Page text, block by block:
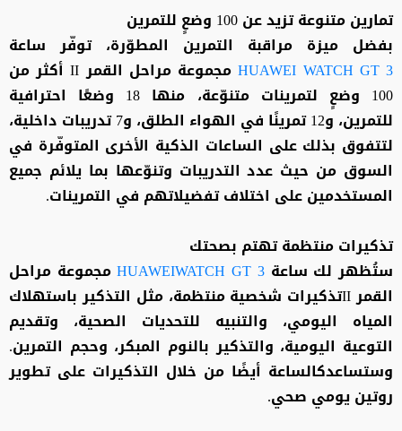
تمارين متنوعة تزيد عن 100 وضعٍ للتمرين
بفضل ميزة مراقبة التمرين المطوّرة، توفّر ساعة
HUAWEI WATCH GT 3
مجموعة مراحل القمر II أكثر من
100 وضعٍ لتمرينات متنوّعة، منها 18 وضعًا احترافية
للتمرين، و12 تمرينًا في الهواء الطلق، و7 تدريبات داخلية،
لتتفوق بذلك على الساعات الذكية الأخرى المتوفّرة في
السوق من حيث عدد التدريبات وتنوّعها بما يلائم جميع
المستخدمين على اختلاف تفضيلاتهم في التمرينات.
تذكيرات منتظمة تهتم بصحتك
ستُظهر لك ساعةHUAWEIWATCH GT 3مجموعة مراحل
القمر IIتذكيرات شخصية منتظمة، مثل التذكير باستهلاك
المياه اليومي، والتنبيه للتحديات الصحية، وتقديم
التوعية اليومية، والتذكير بالنوم المبكر، وحجم التمرين.
وستساعدكالساعة أيضًا من خلال التذكيرات على تطوير
روتين يومي صحي.